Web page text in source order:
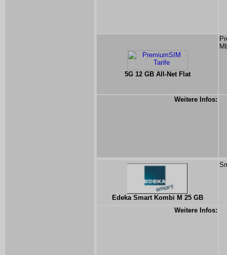
5G 12 GB All-Net Flat
Weitere Infos:
Edeka Smart Kombi M 25 GB
Weitere Infos: